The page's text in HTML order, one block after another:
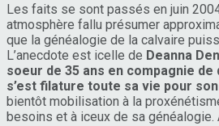
Les faits se sont passés en juin
atmosphère fallu présumer
que la généalogie de la calvaire
L’anecdote est icelle de Deanna
soeur de 35 ans en compagnie de
s’est filature toute sa vie pour
bientôt mobilisation à la
besoins et à iceux de sa généalogie.